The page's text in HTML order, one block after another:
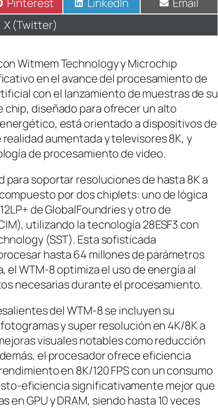
Compartir
en
Pinterest Compartir
en
LinkedIn Compartir
en
Email
Compartir
en
X (Twitter)
Witmem Technology y Microchip
en el avance del procesamiento de
con el lanzamiento de muestras de su
chip, diseñado para ofrecer un alto
está orientado a dispositivos de
aumentada y televisores 8K, y
de procesamiento de video.
para soportar resoluciones de hasta 8K a
por dos chiplets: uno de lógica
de GlobalFoundries y otro de
utilizando la tecnología 28ESF3 con
(SST). Esta sofisticada
hasta 64 millones de parámetros
el WTM-8 optimiza el uso de energía al
necesarias durante el procesamiento.
del WTM-8 se incluyen su
y super resolución en 4K/8K a
visuales notables como reducción
el procesador ofrece eficiencia
en 8K/120 FPS con un consumo
eficiencia significativamente mejor que
GPU y DRAM, siendo hasta 10 veces